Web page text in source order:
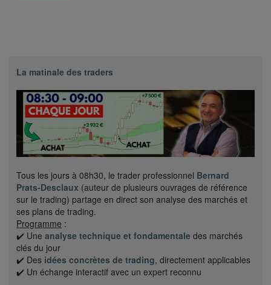
La matinale des traders
Tous les jours à 08h30, le trader professionnel Bernard
Prats-Desclaux (auteur de plusieurs ouvrages de référence
sur le trading) partage en direct son analyse des marchés et
ses plans de trading.
Programme :
✔️ Une analyse technique et fondamentale des marchés
clés du jour
✔️ Des idées concrètes de trading, directement applicables
✔️ Un échange interactif avec un expert reconnu